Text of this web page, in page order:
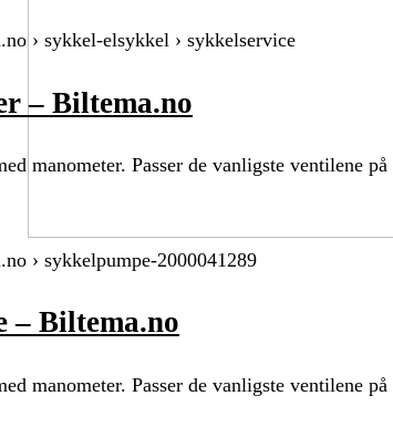
› sykkel-elsykkel › sykkelservice
– Biltema.no
manometer. Passer de vanligste ventilene
› sykkelpumpe-2000041289
– Biltema.no
manometer. Passer de vanligste ventilene